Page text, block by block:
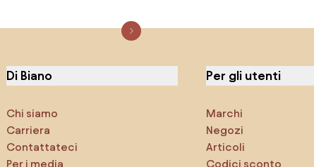
Di Biano
Chi siamo
Carriera
Contattateci
Per i media
Per gli utenti
Marchi
Negozi
Articoli
Codici sconto